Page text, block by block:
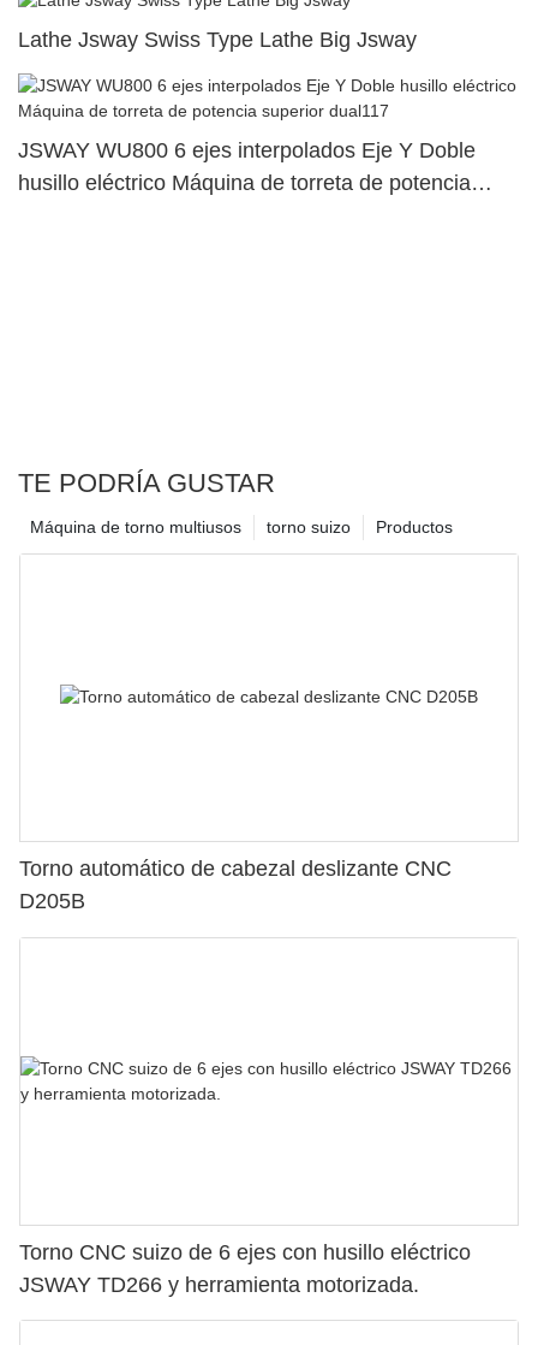
Lathe Jsway Swiss Type Lathe Big Jsway
JSWAY WU800 6 ejes interpolados Eje Y Doble
husillo eléctrico Máquina de torreta de potencia
TE PODRÍA GUSTAR
Productos
torno suizo
Máquina de torno multiusos
Torno automático de cabezal deslizante CNC
D205B
Torno CNC suizo de 6 ejes con husillo eléctrico
JSWAY TD266 y herramienta motorizada.